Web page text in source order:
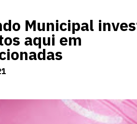
Municipal
aqui em